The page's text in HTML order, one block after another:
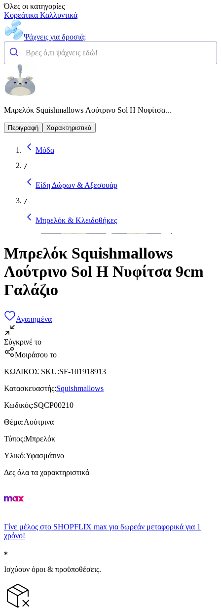
Όλες οι κατηγορίες
Κορεάτικα Καλλυντικά
Ψάχνεις για δροσιά;
Μπρελόκ Squishmallows Λούτρινο Sol Η Νυφίτσα...
Περιγραφή Χαρακτηριστικά
Μόδα
/
Είδη Δώρων & Αξεσουάρ
/
Μπρελόκ & Κλειδοθήκες
Μπρελόκ Squishmallows
Λούτρινο Sol Η Νυφίτσα 9cm
Γαλάζιο
Αγαπημένα
Σύγκρινέ το
Μοιράσου το
ΚΩΔΙΚΟΣ SKU:SF-101918913
Κατασκευαστής:Squishmallows
Κωδικός:SQCP00210
Θέμα:Λούτρινα
Τύπος:Μπρελόκ
Υλικό:Υφασμάτινο
Δες όλα τα χαρακτηριστικά
Γίνε μέλος στο SHOPFLIX max για δωρεάν μεταφορικά για 1
χρόνο!
Ισχύουν όροι & προϋποθέσεις.